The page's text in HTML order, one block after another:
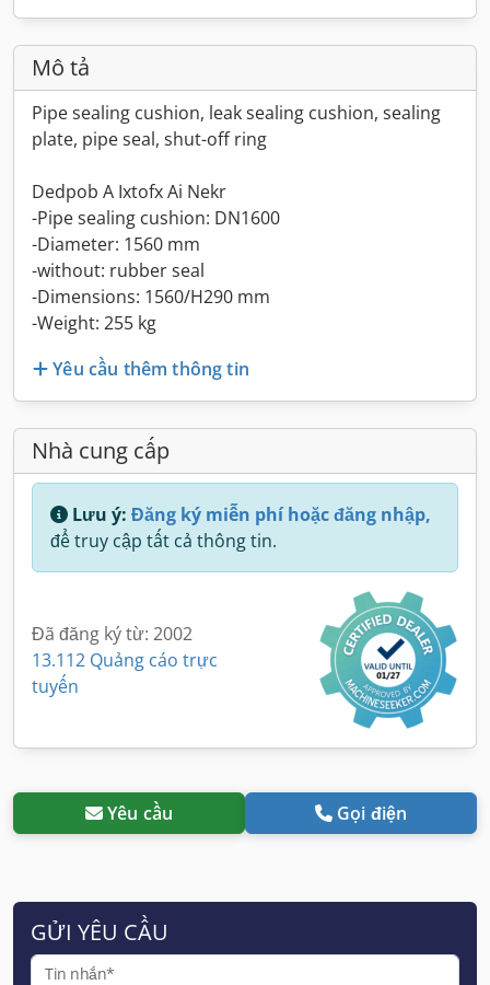
Mô tả
Pipe sealing cushion, leak sealing cushion, sealing
plate, pipe seal, shut-off ring
Dedpob A Ixtofx Ai Nekr
-Pipe sealing cushion: DN1600
-Diameter: 1560 mm
-without: rubber seal
-Dimensions: 1560/H290 mm
-Weight: 255 kg
Yêu cầu thêm thông tin
Nhà cung cấp
Lưu ý: Đăng ký miễn phí hoặc đăng nhập,
để truy cập tất cả thông tin.
Đã đăng ký từ: 2002
13.112 Quảng cáo trực
tuyến
Yêu cầu Gọi điện
GỬI YÊU CẦU
Tin nhắn*